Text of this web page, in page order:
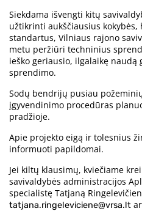
Siekdama išvengti kitų
užtikrinti aukščiausius
standartus, Vilniaus rajono
metu peržiūri techninius
ieško geriausio, ilgalaikę
sprendimo.
Sodų bendrijų pusiau
įgyvendinimo procedūras
pradžioje.
Apie projekto eigą ir tolesnius
informuoti papildomai.
Jei kiltų klausimų, kviečiame
savivaldybės administracijos
specialistę Tatjaną
tatjana.ringeleviciene@vrsa.lt